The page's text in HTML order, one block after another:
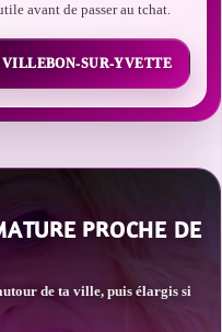
avant de passer au tchat.
VILLEBON-SUR-YVETTE
PROCHE DE
de ta ville, puis élargis si